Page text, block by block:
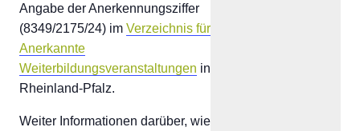
Angabe der Anerkennungsziffer
(8349/2175/24) im Verzeichnis für
Anerkannte
Weiterbildungsveranstaltungen in
Rheinland-Pfalz.
Weiter Informationen darüber, wie